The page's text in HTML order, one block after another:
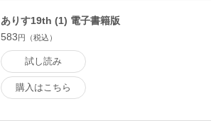
ありす19th (1) 電子書籍版
583円（税込）
試し読み
購入はこちら